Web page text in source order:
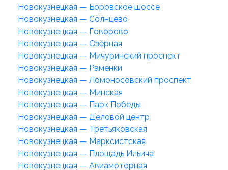
Новокузнецкая — Боровское шоссе
Новокузнецкая — Солнцево
Новокузнецкая — Говорово
Новокузнецкая — Озёрная
Новокузнецкая — Мичуринский проспект
Новокузнецкая — Раменки
Новокузнецкая — Ломоносовский проспект
Новокузнецкая — Минская
Новокузнецкая — Парк Победы
Новокузнецкая — Деловой центр
Новокузнецкая — Третьяковская
Новокузнецкая — Марксистская
Новокузнецкая — Площадь Ильича
Новокузнецкая — Авиамоторная